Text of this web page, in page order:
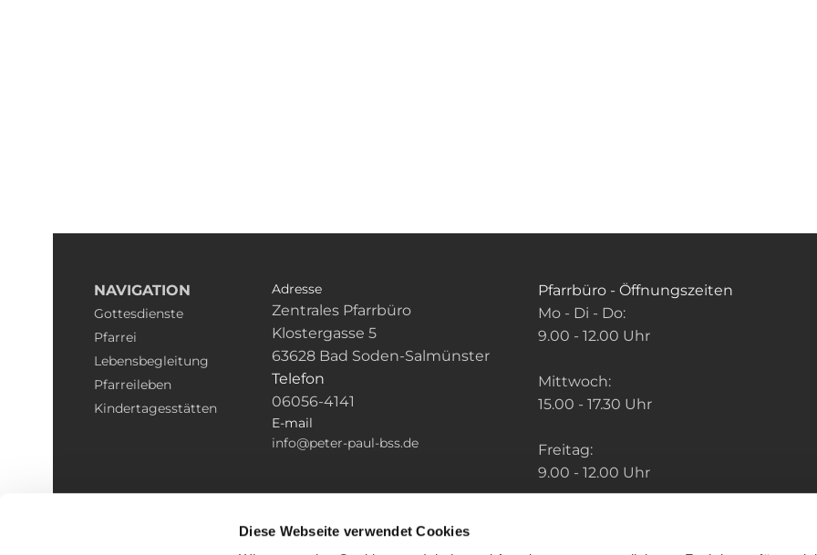
Diese Webseite verwendet Cookies
NAVIGATION
Gottesdienste
Pfarrei
Lebensbegleitung
Pfarreileben
Kindertagesstätten
Adresse
Zentrales Pfarrbüro
Klostergasse 5
63628 Bad Soden-Salmünster
Telefon
06056-4141
E-mail
info@peter-paul-bss.de
Pfarrbüro - Öffnungszeiten
Mo - Di - Do:
9.00 - 12.00 Uhr
Mittwoch:
15.00 - 17.30 Uhr
Freitag:
9.00 - 12.00 Uhr